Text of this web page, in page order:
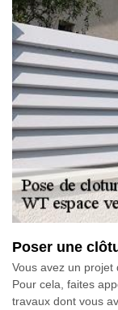
Poser une
Vous avez un projet
Pour cela, faites
travaux dont vous